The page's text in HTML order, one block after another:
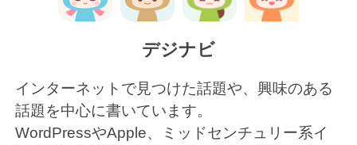
デジナビ
インターネットで見つけた話題や、興味のある
話題を中心に書いています。
WordPressやApple、ミッドセンチュリー系イ